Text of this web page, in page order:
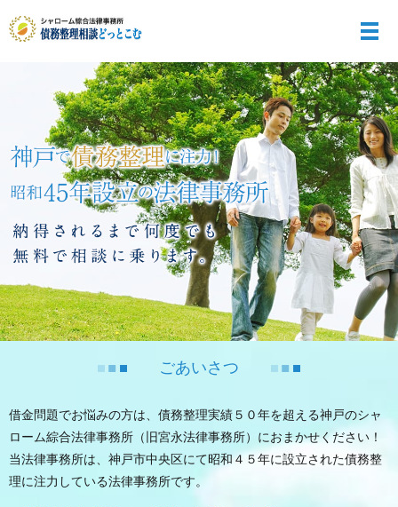
メ
ごあいさつ
借金問題でお悩みの方は、債務整理実績５０年を超える神戸のシャ
ローム綜合法律事務所（旧宮永法律事務所）におまかせください！
当法律事務所は、神戸市中央区にて昭和４５年に設立された債務整
理に注力している法律事務所です。